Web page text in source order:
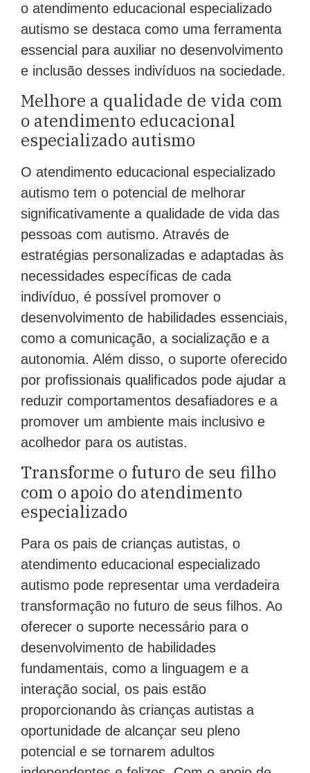
o atendimento educacional especializado
autismo se destaca como uma ferramenta
essencial para auxiliar no desenvolvimento
e inclusão desses indivíduos na sociedade.
Melhore a qualidade de vida com
o atendimento educacional
especializado autismo
O atendimento educacional especializado
autismo tem o potencial de melhorar
significativamente a qualidade de vida das
pessoas com autismo. Através de
estratégias personalizadas e adaptadas às
necessidades específicas de cada
indivíduo, é possível promover o
desenvolvimento de habilidades essenciais,
como a comunicação, a socialização e a
autonomia. Além disso, o suporte oferecido
por profissionais qualificados pode ajudar a
reduzir comportamentos desafiadores e a
promover um ambiente mais inclusivo e
acolhedor para os autistas.
Transforme o futuro de seu filho
com o apoio do atendimento
especializado
Para os pais de crianças autistas, o
atendimento educacional especializado
autismo pode representar uma verdadeira
transformação no futuro de seus filhos. Ao
oferecer o suporte necessário para o
desenvolvimento de habilidades
fundamentais, como a linguagem e a
interação social, os pais estão
proporcionando às crianças autistas a
oportunidade de alcançar seu pleno
potencial e se tornarem adultos